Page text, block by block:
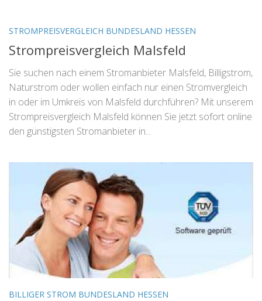
STROMPREISVERGLEICH BUNDESLAND HESSEN
Strompreisvergleich Malsfeld
Sie suchen nach einem Stromanbieter Malsfeld, Billigstrom,
Naturstrom oder wollen einfach nur einen Stromvergleich
in oder im Umkreis von Malsfeld durchführen? Mit unserem
Strompreisvergleich Malsfeld können Sie jetzt sofort online
den günstigsten Stromanbieter in...
BILLIGER STROM BUNDESLAND HESSEN